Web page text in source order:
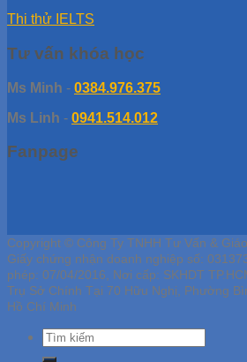
Thi thử IELTS
Tư vấn khóa học
Ms Minh - 0384.976.375
Ms Linh - 0941.514.012
Fanpage
Copyright © Công Ty TNHH Tư Vấn &
Giấy chứng nhận doanh nghiệp số:
phép: 07/04/2016, Nơi cấp: SKHDT
Trụ Sở Chính Tại 70 Hữu Nghị, Phường
Hồ Chí Minh